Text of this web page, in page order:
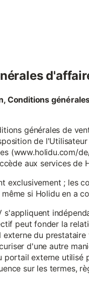
Conditions
générales de
de
(www.holidu.com/
aux services de
exclusivement ; les
si Holidu en a
s'appliquent
peut fonder la
du
d'une autre
portail externe utilisé
sur les termes,